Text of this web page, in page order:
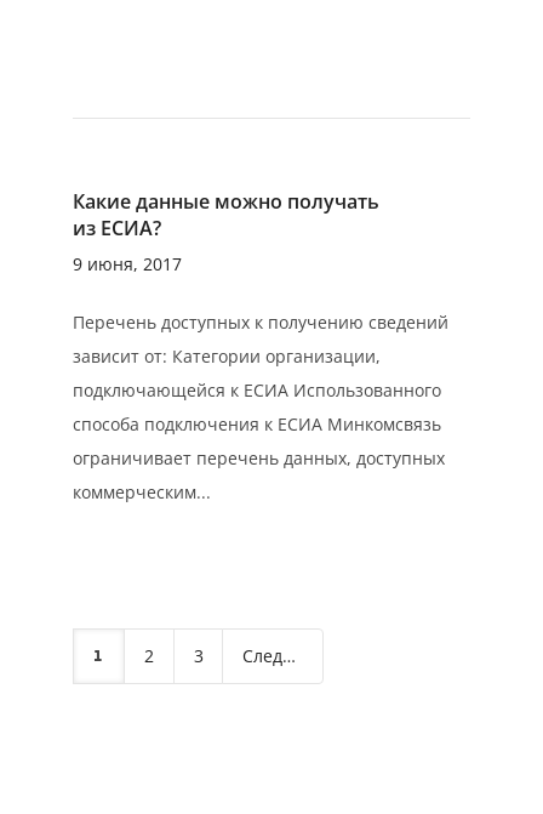
Какие данные можно получать
из ЕСИА?
9 июня, 2017
Перечень доступных к получению сведений
зависит от: Категории организации,
подключающейся к ЕСИА Использованного
способа подключения к ЕСИА Минкомсвязь
ограничивает перечень данных, доступных
коммерческим...
1 2 3 Следующая